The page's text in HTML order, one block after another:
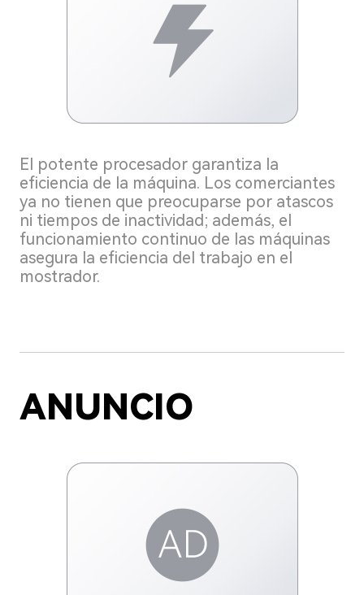
El potente procesador garantiza la
eficiencia de la máquina. Los comerciantes
ya no tienen que preocuparse por atascos
ni tiempos de inactividad; además, el
funcionamiento continuo de las máquinas
asegura la eficiencia del trabajo en el
mostrador.
ANUNCIO